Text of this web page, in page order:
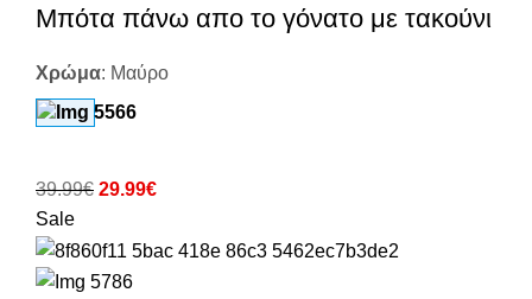
Μπότα πάνω απο το γόνατο με τακούνι
Χρώμα: Μαύρο
39.99€ 29.99€
Sale